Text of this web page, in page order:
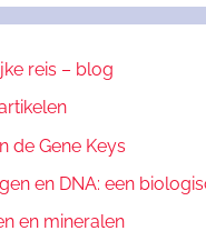
reis – blog
de Gene Keys
en DNA: een
en mineralen